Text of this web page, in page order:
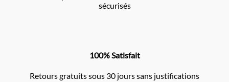
sécurisés
100% Satisfait
Retours gratuits sous 30 jours sans justifications